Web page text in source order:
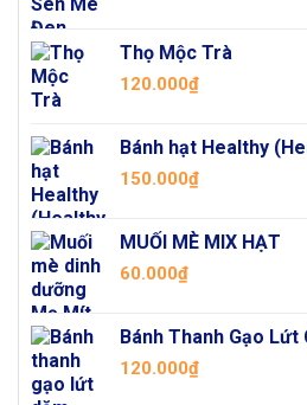
Thọ Mộc Trà
120.000₫
Bánh hạt Healthy
150.000₫
MUỐI MÈ MIX HẠT
60.000₫
Bánh Thanh Gạo Lứt
120.000₫